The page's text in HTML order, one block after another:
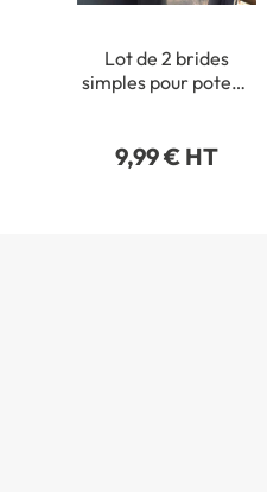
Lot de 2 brides
simples pour poteau
9,99 € HT